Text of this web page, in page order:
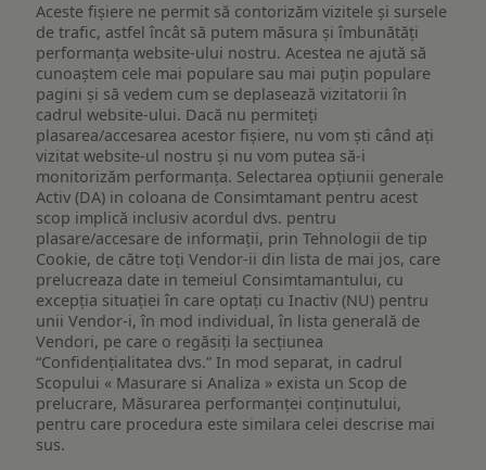
Aceste fișiere ne permit să contorizăm vizitele și sursele
de trafic, astfel încât să putem măsura și îmbunătăți
performanța website-ului nostru. Acestea ne ajută să
cunoaștem cele mai populare sau mai puțin populare
pagini și să vedem cum se deplasează vizitatorii în
cadrul website-ului. Dacă nu permiteți
plasarea/accesarea acestor fișiere, nu vom ști când ați
vizitat website-ul nostru și nu vom putea să-i
monitorizăm performanța. Selectarea opțiunii generale
Activ (DA) in coloana de Consimtamant pentru acest
scop implică inclusiv acordul dvs. pentru
plasare/accesare de informații, prin Tehnologii de tip
Cookie, de către toți Vendor-ii din lista de mai jos, care
prelucreaza date in temeiul Consimtamantului, cu
excepția situației în care optați cu Inactiv (NU) pentru
unii Vendor-i, în mod individual, în lista generală de
Vendori, pe care o regăsiți la secțiunea
“Confidențialitatea dvs.” In mod separat, in cadrul
Scopului « Masurare si Analiza » exista un Scop de
prelucrare, Măsurarea performanței conținutului,
pentru care procedura este similara celei descrise mai
sus.